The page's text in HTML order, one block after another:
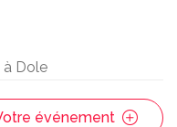
à Dole
événement